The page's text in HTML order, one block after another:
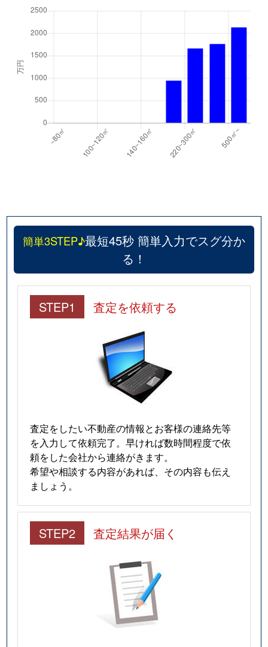
簡単3STEP♪最短45秒 簡単入力でスグ分か
る！
STEP1 査定を依頼する
査定をしたい不動産の情報とお客様の連絡先等
を入力して依頼完了。早ければ数時間程度で依
頼をした会社から連絡がきます。
希望や相談する内容があれば、その内容も伝え
ましょう。
STEP2 査定結果が届く